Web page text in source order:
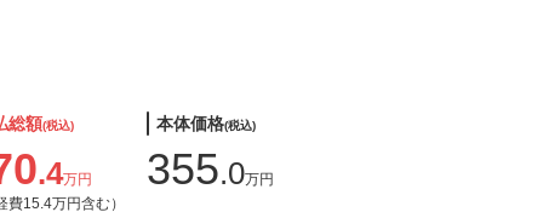
総額(税込)
.4万円
費15.4万円含む）
本体価格(税込)
355.0万円